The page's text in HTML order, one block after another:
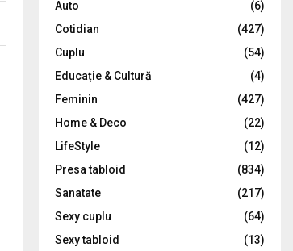
:
C
Auto
(6)
Cotidian
(427)
Cuplu
(54)
Educație & Cultură
(4)
Feminin
(427)
Home & Deco
(22)
LifeStyle
(12)
Presa tabloid
(834)
Sanatate
(217)
Sexy cuplu
(64)
Sexy tabloid
(13)